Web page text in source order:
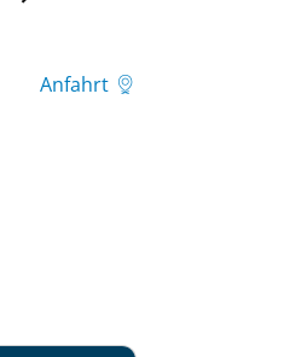
Anfahrt